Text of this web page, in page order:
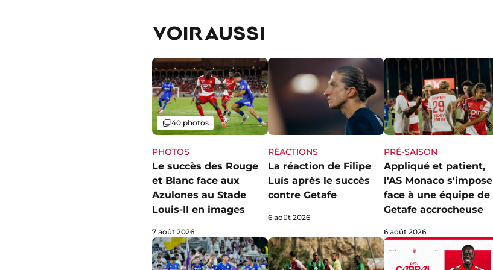
VOIR AUSSI
PHOTOS
Le succès des Rouge
et Blanc face aux
Azulones au Stade
Louis-II en images
Galerie
40 photos
7 août 2026
RÉACTIONS
La réaction de Filipe
Luís après le succès
contre Getafe
6 août 2026
PRÉ-SAISON
Appliqué et patient,
l'AS Monaco s'impose
face à une équipe de
Getafe accrocheuse
6 août 2026